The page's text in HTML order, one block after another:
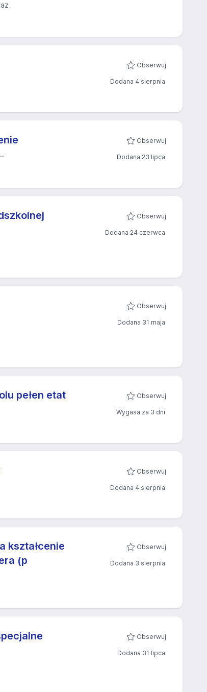
Obserwuj
Dodana 4 sierpnia
Obserwuj
Dodana 23 lipca
Obserwuj
Dodana 24 czerwca
Obserwuj
Dodana 31 maja
pełen etat Obserwuj
Wygasa za 3 dni
Obserwuj
Dodana 4 sierpnia
kształcenie
(p
Obserwuj
Dodana 3 sierpnia
Obserwuj
Dodana 31 lipca